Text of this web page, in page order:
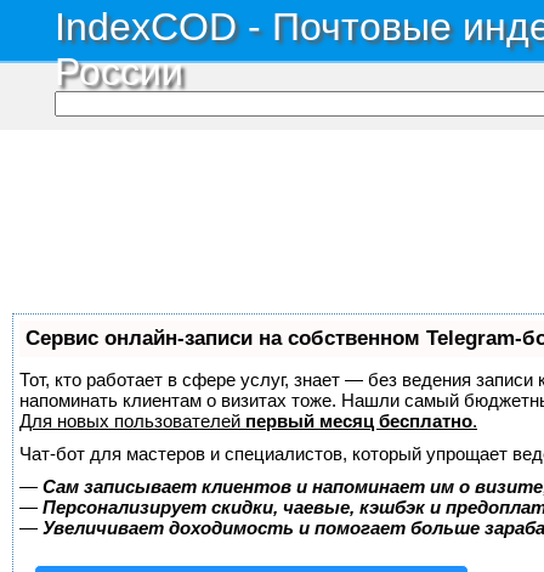
IndexCOD - Почтовые
России
Сервис онлайн-записи на собственном Telegram-
Тот, кто работает в сфере услуг, знает — без ведения
напоминать клиентам о визитах тоже. Нашли самый
Для новых пользователей первый месяц бесплатно.
Чат-бот для мастеров и специалистов, который упрощает
— Сам записывает клиентов и напоминает им о
— Персонализирует скидки, чаевые, кэшбэк и
— Увеличивает доходимость и помогает больше